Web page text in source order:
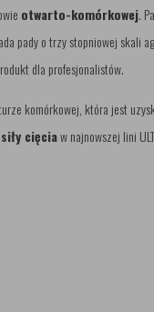
otwarto-komórkowej.
pady o trzy stopniowej skali
dla profesjonalistów.
komórkowej, która jest
cięciaw najnowszej lini